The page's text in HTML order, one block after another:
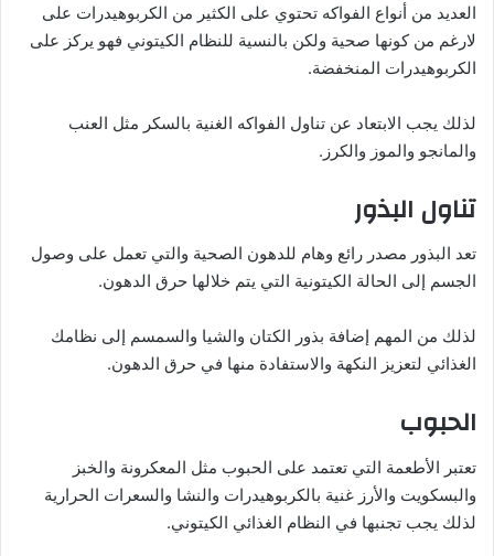
العديد من أنواع الفواكه تحتوي على الكثير من الكربوهيدرات على
لارغم من كونها صحية ولكن بالنسية للنظام الكيتوني فهو يركز على
الكربوهيدرات المنخفضة.
لذلك يجب الابتعاد عن تناول الفواكه الغنية بالسكر مثل العنب
والمانجو والموز والكرز.
تناول البذور
تعد البذور مصدر رائع وهام للدهون الصحية والتي تعمل على وصول
الجسم إلى الحالة الكيتونية التي يتم خلالها حرق الدهون.
لذلك من المهم إضافة بذور الكتان والشيا والسمسم إلى نظامك
الغذائي لتعزيز النكهة والاستفادة منها في حرق الدهون.
الحبوب
تعتبر الأطعمة التي تعتمد على الحبوب مثل المعكرونة والخبز
والبسكويت والأرز غنية بالكربوهيدرات والنشا والسعرات الحرارية
لذلك يجب تجنبها في النظام الغذائي الكيتوني.